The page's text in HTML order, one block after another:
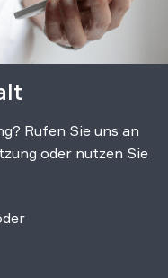
Rufen Sie uns an
oder nutzen Sie